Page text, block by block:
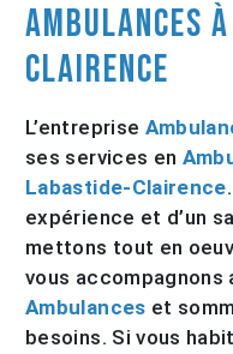
Ambulances
Clairence
L’entreprise
ses services en
Labastide-Clairence
expérience et d’un
mettons tout en
vous
Ambulances et
besoins. Si vous